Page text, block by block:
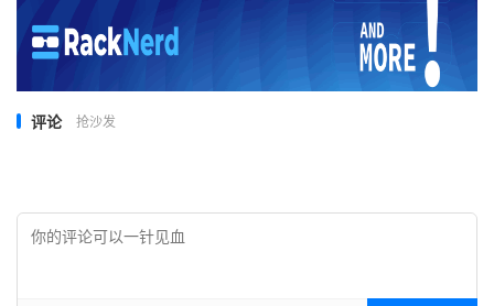
评论 抢沙发